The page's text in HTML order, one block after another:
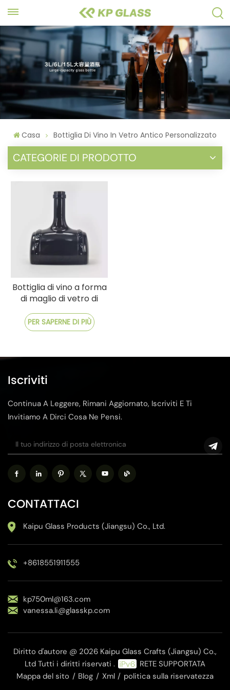
Casa Bottiglia Di Vino In Vetro Antico Personalizzato
CATEGORIE DI PRODOTTO
Bottiglia di vino a forma
di maglio di vetro di
PER SAPERNE DI PIÙ
Iscriviti
Continua A Leggere, Rimani Aggiornato, Iscriviti E Ti
Invitiamo A Dirci Cosa Ne Pensi.
CONTATTACI
Kaipu Glass Products (Jiangsu) Co., Ltd.
+8618551911555
kp750ml@163.com
vanessa.li@glasskp.com
Diritto d'autore @ 2026 Kaipu Glass Crafts (Jiangsu) Co.,
Ltd Tutti i diritti riservati .
RETE SUPPORTATA
Mappa del sito / Blog / Xml / politica sulla riservatezza